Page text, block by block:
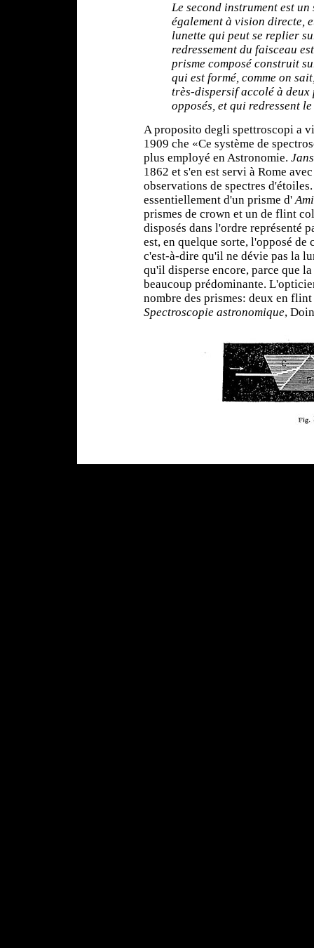
Le second instrument est
également à vision directe,
lunette qui peut se replier
redressement du faisceau
prisme composé construit
qui est formé, comme on
très-dispersif accolé à deux
opposés, et qui redressent
A proposito degli spettroscopi a
1909 che «Ce système de
plus employé en Astronomie.
1862 et s'en est servi à Rome
observations de spectres
essentiellement d'un prisme d'
prismes de crown et un de flint
disposés dans l'ordre représenté
est, en quelque sorte, l'opposé
c'est-à-dire qu'il ne dévie pas la
qu'il disperse encore, parce que
beaucoup prédominante.
nombre des prismes: deux en
Spectroscopie astronomique,